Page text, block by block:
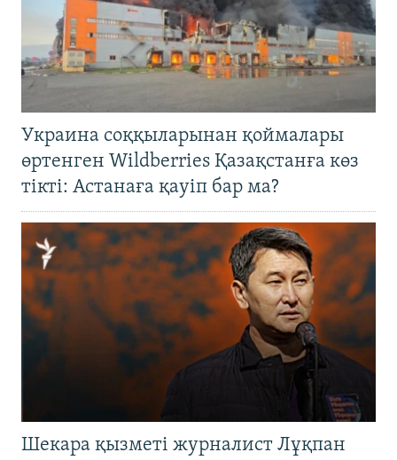
Украина соққыларынан қоймалары
өртенген Wildberries Қазақстанға көз
тікті: Астанаға қауіп бар ма?
Шекара қызметі журналист Лұқпан